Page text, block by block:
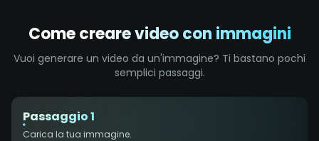
Come creare video con immagini
Vuoi generare un video da un'immagine? Ti bastano pochi
semplici passaggi.
Passaggio 1
Carica la tua immagine.